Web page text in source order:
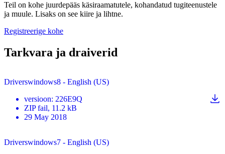
Teil on kohe juurdepääs käsiraamatutele, kohandatud tugiteenustele
ja muule. Lisaks on see kiire ja lihtne.
Registreerige kohe
Tarkvara ja draiverid
Driverswindows8 - English (US)
versioon: 226E9Q
ZIP fail, 11.2 kB
29 May 2018
Driverswindows7 - English (US)